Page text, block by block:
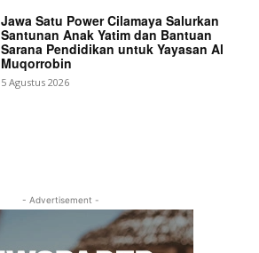
Jawa Satu Power Cilamaya Salurkan
Santunan Anak Yatim dan Bantuan
Sarana Pendidikan untuk Yayasan Al
Muqorrobin
5 Agustus 2026
- Advertisement -